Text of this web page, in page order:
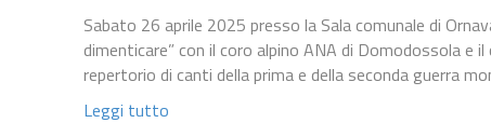
Sabato 26 aprile 2025 presso la Sala comunale di
dimenticare” con il coro alpino ANA di Domodossola e il
repertorio di canti della prima e della seconda guerra
Leggi tutto